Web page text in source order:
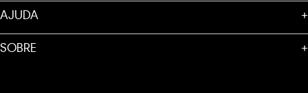
AJUDA +
SOBRE +